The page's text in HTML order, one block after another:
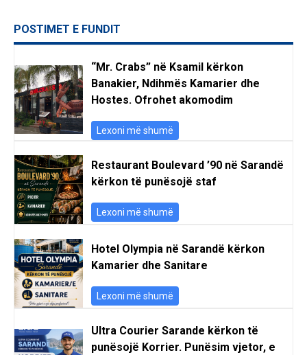
POSTIMET E FUNDIT
“Mr. Crabs” në Ksamil kërkon
Banakier, Ndihmës Kamarier dhe
Hostes. Ofrohet akomodim
Lexoni më shumë
Restaurant Boulevard ’90 në Sarandë
kërkon të punësojë staf
Lexoni më shumë
Hotel Olympia në Sarandë kërkon
Kamarier dhe Sanitare
Lexoni më shumë
Ultra Courier Sarande kërkon të
punësojë Korrier. Punësim vjetor, e